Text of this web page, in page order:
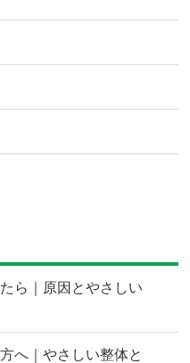
ら｜原因とやさしい
へ｜やさしい整体と